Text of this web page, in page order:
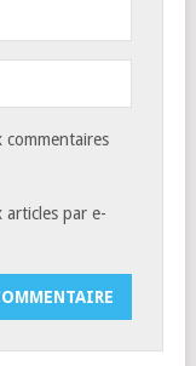
commentaires
articles par e-